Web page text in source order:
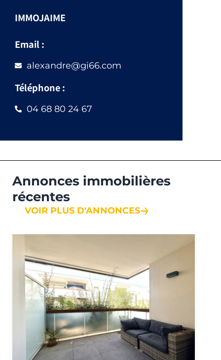
IMMOJAIME
Email :
alexandre@gi66.com
Téléphone :
04 68 80 24 67
Annonces immobilières
récentes
VOIR PLUS D'ANNONCES